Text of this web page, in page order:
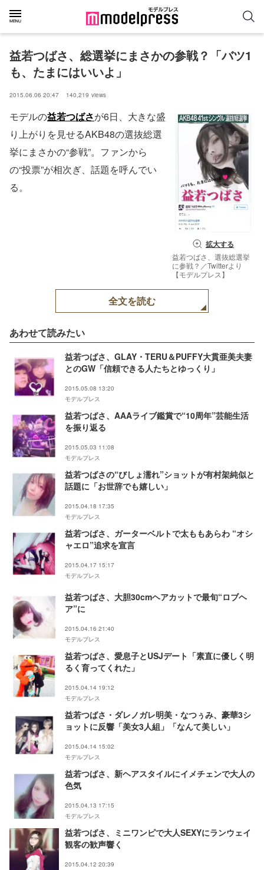
益若つばさ、総選挙にまさかの参戦？「バツ1
も、たまにはいいよ」
2015.06.06 20:47 140,219 views
拡大する
益若つばさ、選抜総選挙
に参戦？／Twitterより
【モデルプレス】
モデルの益若つばさが6日、大きな盛
り上がりを見せるAKB48の選抜総選
挙にまさかの“参戦”。ファンから
の“投票”が相次ぎ、話題を呼んでい
る。
全文を読む
あわせて読みたい
益若つばさ、GLAY・TERU＆PUFFY大貫亜美夫妻
とのGW「信頼できる人たちとゆっくり」
2015.05.08 13:20
モデルプレス
益若つばさ、AAAライブ鑑賞で“10周年”芸能生活
を振り返る
2015.05.03 11:08
モデルプレス
益若つばさの“びしょ濡れ”ショットが有村架純似と
話題に「お世辞でも嬉しい」
2015.04.18 17:35
モデルプレス
益若つばさ、ガーターベルトで太ももあらわ “オシ
ャエロ”追求を宣言
2015.04.17 15:17
モデルプレス
益若つばさ、大胆30cmヘアカットで最旬“ロブヘ
ア”に
2015.04.16 21:40
モデルプレス
益若つばさ、愛息子とUSJデート「素直に優しく明
るく育ってくれた」
2015.04.14 19:12
モデルプレス
益若つばさ・ダレノガレ明美・なつぅみ、豪華3シ
ョットに反響「美女3人組」「なんて美しい」
2015.04.14 15:02
モデルプレス
益若つばさ、新ヘアスタイルにイメチェンで大人の
色気
2015.04.13 17:15
モデルプレス
益若つばさ、ミニワンピで大人SEXYにランウェイ
観客の歓声響く
2015.04.12 20:39